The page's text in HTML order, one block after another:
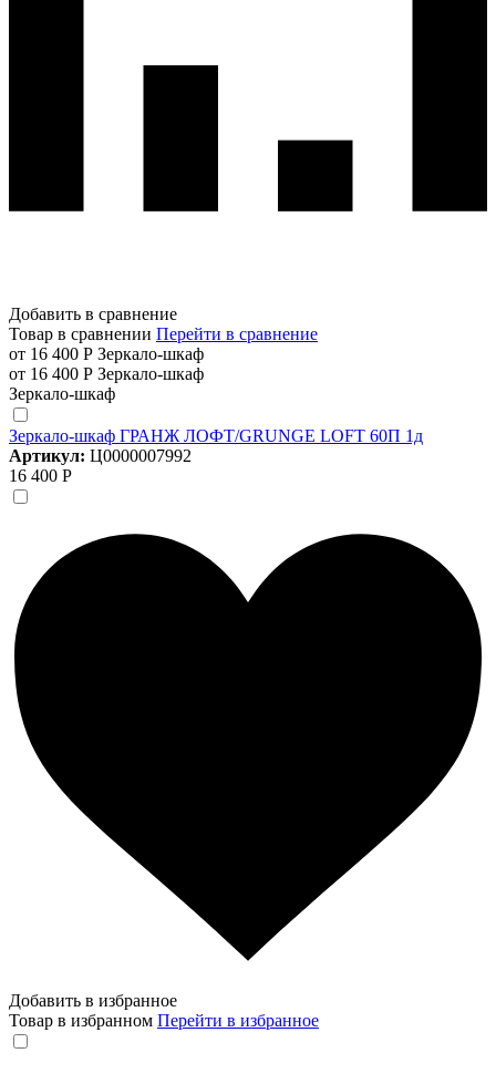
Добавить в сравнение
Товар в сравнении Перейти в сравнение
от 16 400 Р Зеркало-шкаф
от 16 400 Р Зеркало-шкаф
Зеркало-шкаф
Зеркало-шкаф ГРАНЖ ЛОФТ/GRUNGE LOFT 60П 1д
Артикул: Ц0000007992
16 400 Р
Добавить в избранное
Товар в избранном Перейти в избранное